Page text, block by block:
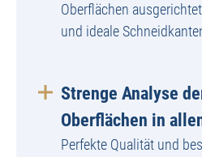
Oberflächen
und ideale
Strenge Analyse
Oberflächen in
Perfekte Qualität und